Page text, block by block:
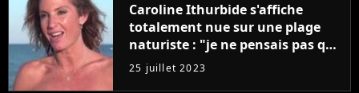
Caroline Ithurbide s'affiche
totalement nue sur une plage
naturiste : "je ne pensais pas que
j'arriverais à le faire..."
25 juillet 2023